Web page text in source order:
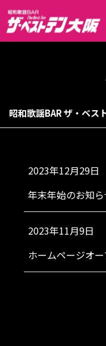
昭和歌謡BAR ザ・ベス
2023年12月29日
年末年始のお知
2023年11月9日
ホームページオー